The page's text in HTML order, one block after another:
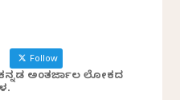
Follow
ಕನ್ನಡ ಅಂತರ್ಜಾಲ ಲೋಕದ